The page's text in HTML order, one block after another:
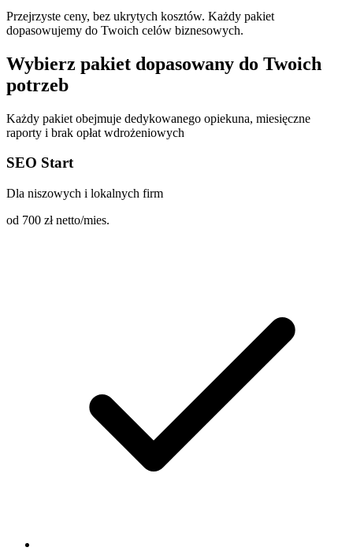
Przejrzyste ceny, bez ukrytych kosztów. Każdy pakiet
dopasowujemy do Twoich celów biznesowych.
Wybierz pakiet dopasowany do Twoich
potrzeb
Każdy pakiet obejmuje dedykowanego opiekuna, miesięczne
raporty i brak opłat wdrożeniowych
SEO Start
Dla niszowych i lokalnych firm
od 700 zł netto/mies.